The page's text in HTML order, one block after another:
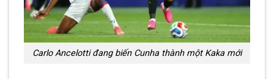
Carlo Ancelotti đang biến Cunha thành một Kaka mới